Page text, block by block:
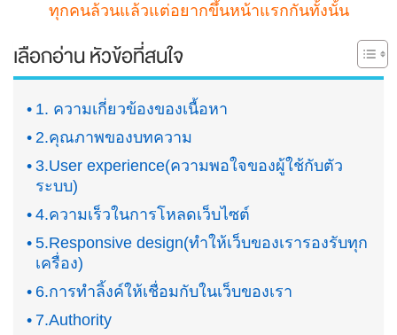
ทุกคนล้วนแล้วแต่อยากขึ้นหน้าแรกกันทั้งนั้น
เลือกอ่าน หัวข้อที่สนใจ
1. ความเกี่ยวข้องของเนื้อหา
2.คุณภาพของบทความ
3.User experience(ความพอใจของผู้ใช้กับตัว
ระบบ)
4.ความเร็วในการโหลดเว็บไซต์
5.Responsive design(ทำให้เว็บของเรารองรับทุก
เครื่อง)
6.การทำลิ้งค์ให้เชื่อมกับในเว็บของเรา
7.Authority